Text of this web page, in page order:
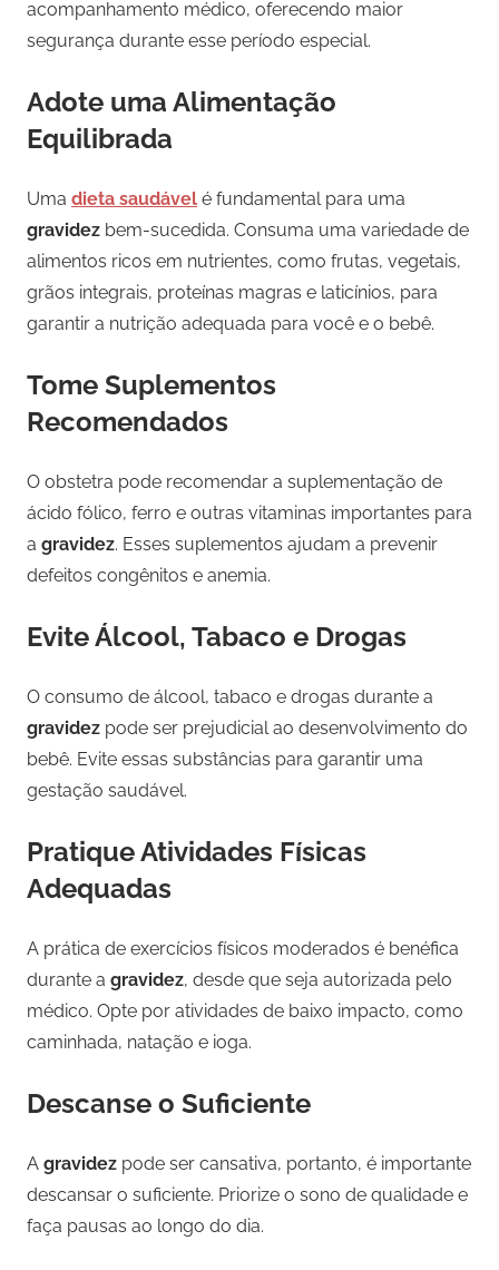
acompanhamento médico, oferecendo maior
segurança durante esse período especial.
Adote uma Alimentação
Equilibrada
Uma dieta saudável é fundamental para uma
gravidez bem-sucedida. Consuma uma variedade de
alimentos ricos em nutrientes, como frutas, vegetais,
grãos integrais, proteínas magras e laticínios, para
garantir a nutrição adequada para você e o bebê.
Tome Suplementos
Recomendados
O obstetra pode recomendar a suplementação de
ácido fólico, ferro e outras vitaminas importantes para
a gravidez. Esses suplementos ajudam a prevenir
defeitos congênitos e anemia.
Evite Álcool, Tabaco e Drogas
O consumo de álcool, tabaco e drogas durante a
gravidez pode ser prejudicial ao desenvolvimento do
bebê. Evite essas substâncias para garantir uma
gestação saudável.
Pratique Atividades Físicas
Adequadas
A prática de exercícios físicos moderados é benéfica
durante a gravidez, desde que seja autorizada pelo
médico. Opte por atividades de baixo impacto, como
caminhada, natação e ioga.
Descanse o Suficiente
A gravidez pode ser cansativa, portanto, é importante
descansar o suficiente. Priorize o sono de qualidade e
faça pausas ao longo do dia.